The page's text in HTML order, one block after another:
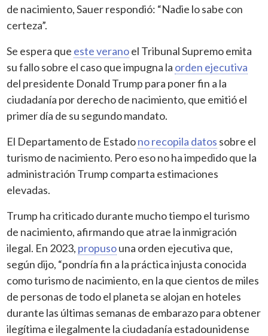
de nacimiento, Sauer respondió: “Nadie lo sabe con
certeza”.
Se espera que este veranoel Tribunal Supremo emita
su fallo sobre el caso que impugna la orden ejecutiva
del presidente Donald Trump para poner fin a la
ciudadanía por derecho de nacimiento, que emitió el
primer día de su segundo mandato.
El Departamento de Estadono recopila datos sobre el
turismo de nacimiento. Pero eso no ha impedido que la
administración Trump comparta estimaciones
elevadas.
Trump ha criticado durante mucho tiempo el turismo
de nacimiento, afirmando que atrae la inmigración
ilegal. En 2023, propusouna orden ejecutiva que,
según dijo, “pondría fin a la práctica injusta conocida
como turismo de nacimiento, en la que cientos de miles
de personas de todo el planeta se alojan en hoteles
durante las últimas semanas de embarazo para obtener
ilegítima e ilegalmente la ciudadanía estadounidense